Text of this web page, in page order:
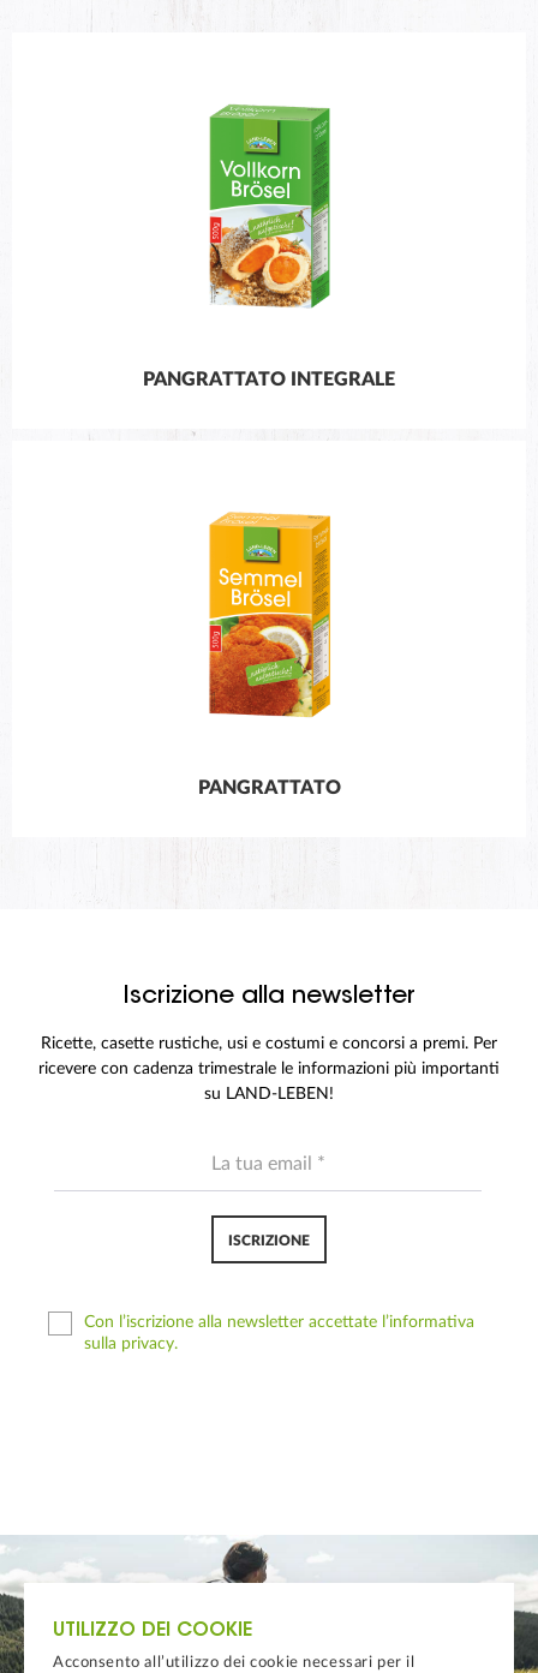
PANGRATTATO INTEGRALE
PANGRATTATO
Iscrizione alla newsletter
Ricette, casette rustiche, usi e costumi e concorsi a premi. Per
ricevere con cadenza trimestrale le informazioni più importanti
su LAND-LEBEN!
ISCRIZIONE
Con l’iscrizione alla newsletter accettate l’informativa
sulla privacy.
UTILIZZO DEI COOKIE
Acconsento all’utilizzo dei cookie necessari per il